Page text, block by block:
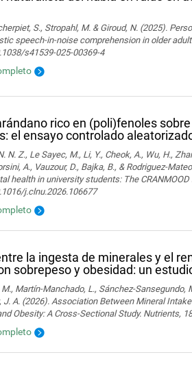
S., Stropahl, M. & Giroud, N. (2025).
speech-in-noise comprehension in older
s41539-025-00369-4
rico en (poli)fenoles
el ensayo controlado
N. Z., Le Sayec, M., Li, Y., Cheok, A., Wu, H.,
A., Vauzour, D., Bajka, B., & Rodriguez-
health in university students: The
j.clnu.2026.106677
la ingesta de minerales y el
sobrepeso y obesidad: un
Martín-Manchado, L., Sánchez-Sansegundo,
J. A. (2026). Association Between Mineral
Obesity: A Cross-Sectional Study. Nutrients,